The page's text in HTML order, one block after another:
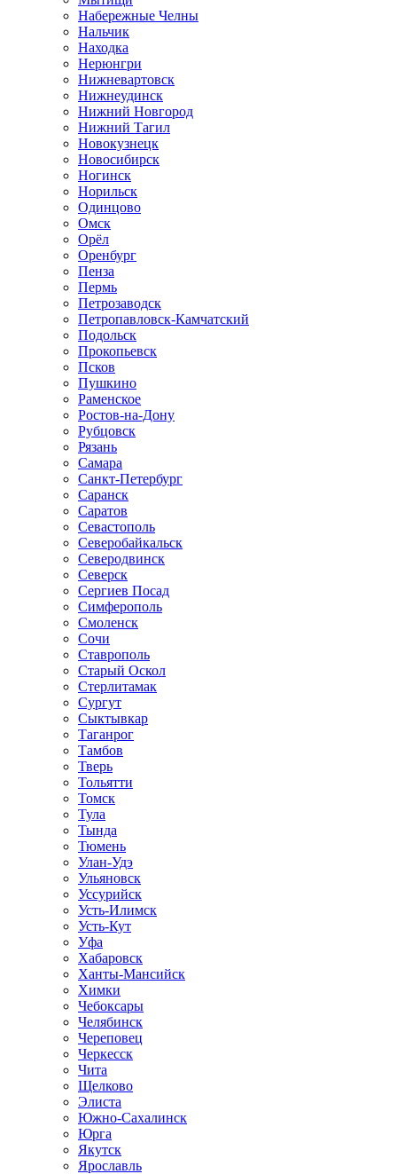
Набережные Челны
Нальчик
Находка
Нерюнгри
Нижневартовск
Нижнеудинск
Нижний Новгород
Нижний Тагил
Новокузнецк
Новосибирск
Ногинск
Норильск
Одинцово
Омск
Орёл
Оренбург
Пенза
Пермь
Петрозаводск
Петропавловск-Камчатский
Подольск
Прокопьевск
Псков
Пушкино
Раменское
Ростов-на-Дону
Рубцовск
Рязань
Самара
Санкт-Петербург
Саранск
Саратов
Севастополь
Северобайкальск
Северодвинск
Северск
Сергиев Посад
Симферополь
Смоленск
Сочи
Ставрополь
Старый Оскол
Стерлитамак
Сургут
Сыктывкар
Таганрог
Тамбов
Тверь
Тольятти
Томск
Тула
Тында
Тюмень
Улан-Удэ
Ульяновск
Уссурийск
Усть-Илимск
Усть-Кут
Уфа
Хабаровск
Ханты-Мансийск
Химки
Чебоксары
Челябинск
Череповец
Черкесск
Чита
Щелково
Элиста
Южно-Сахалинск
Юрга
Якутск
Ярославль